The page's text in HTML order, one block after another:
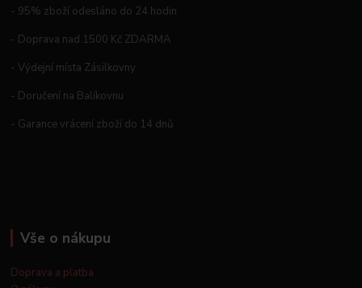
- 95% zboží odesláno do 24 hodin
- Doprava nad 1500 Kč ZDARMA
- Výdejní místa Zásilkovny
- Doručení na Balíkovnu
- Garance vrácení zboží do 14 dnů
Vše o nákupu
Doprava a platba